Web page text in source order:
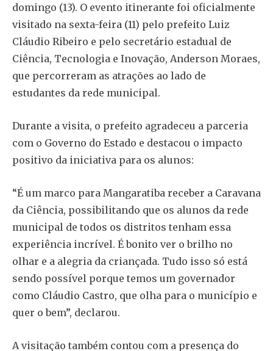
domingo (13). O evento itinerante foi oficialmente
visitado na sexta-feira (11) pelo prefeito Luiz
Cláudio Ribeiro e pelo secretário estadual de
Ciência, Tecnologia e Inovação, Anderson Moraes,
que percorreram as atrações ao lado de
estudantes da rede municipal.
Durante a visita, o prefeito agradeceu a parceria
com o Governo do Estado e destacou o impacto
positivo da iniciativa para os alunos:
“É um marco para Mangaratiba receber a Caravana
da Ciência, possibilitando que os alunos da rede
municipal de todos os distritos tenham essa
experiência incrível. É bonito ver o brilho no
olhar e a alegria da criançada. Tudo isso só está
sendo possível porque temos um governador
como Cláudio Castro, que olha para o município e
quer o bem”, declarou.
A visitação também contou com a presença do